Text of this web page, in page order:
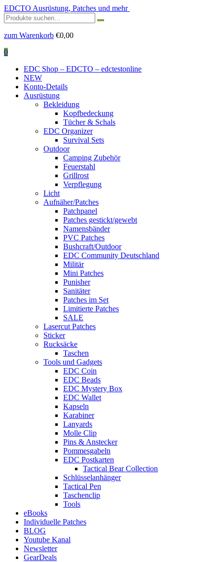
EDCTO Ausrüstung, Patches und mehr
Suchen
nach:
zum Warenkorb €0,00
0
EDC Shop – EDCTO – edctestonline
NEW
Konto-Details
Ausrüstung
Bekleidung
Kopfbedeckung
Tücher & Schals
EDC Organizer
Survival Sets
Outdoor
Camping Zubehör
Feuerstahl
Grillrost
Verpflegung
Licht
Aufnäher/Patches
Patchpanel
Patches gestickt/gewebt
Namensbänder
PVC Patches
Bushcraft/Outdoor
EDC Community Deutschland
Militär
Mini Patches
Punisher
Sanitäter
Patches im Set
Limitierte Patches
SALE
Lasercut Patches
Sticker
Rucksäcke
Taschen
Tools und Gadgets
EDC Coin
EDC Beads
EDC Mystery Box
EDC Wallet
Kapseln
Karabiner
Lanyards
Molle Clip
Pins & Anstecker
Pommesgabeln
EDC Postkarten
Tactical Bear Collection
Schlüsselanhänger
Tactical Pen
Taschenclip
Tools
eBooks
Individuelle Patches
BLOG
Youtube Kanal
Newsletter
GearDeals